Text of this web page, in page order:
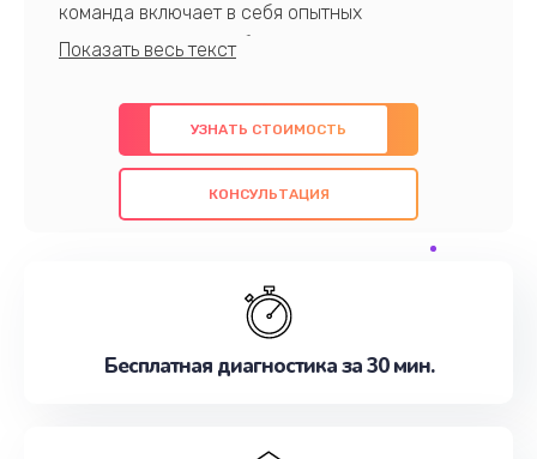
команда включает в себя опытных
профессионалов с обширными знаниями и
предлагаем быстрый и качественный ремонт с
использованием оригинальных компонентов, а
также гарантируем качество всех
проведенных работ. Наша цель - предоставить
наилучшим образом. Не медлите записаться на
УЗНАТЬ СТОИМОСТЬ
КОНСУЛЬТАЦИЯ
Бесплатная диагностика за 30 мин.